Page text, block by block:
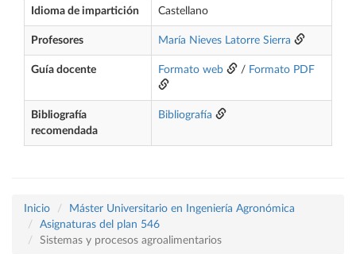
Idioma de impartición Castellano
Profesores María Nieves Latorre Sierra
Guía docente Formato web / Formato PDF
Bibliografía
recomendada
Bibliografía
Inicio
Máster Universitario en Ingeniería Agronómica
Asignaturas del plan 546
Sistemas y procesos agroalimentarios